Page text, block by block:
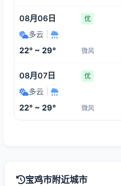
08月06日 优
多云
22° ~ 29° 微风
08月07日 优
多云
22° ~ 29° 微风
宝鸡市附近城市